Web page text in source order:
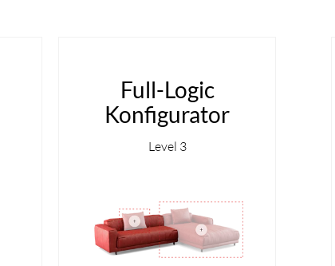
Full-Logic
Konfigurator
Level 3